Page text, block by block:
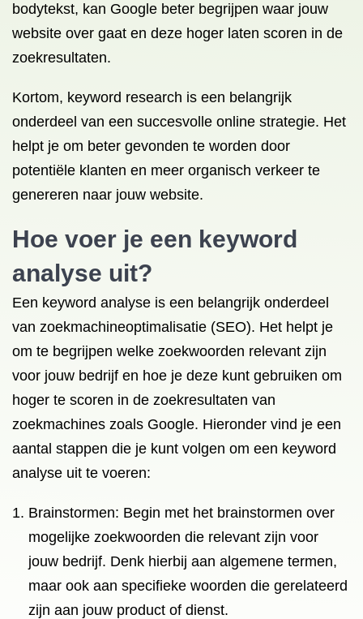
bodytekst, kan Google beter begrijpen waar jouw
website over gaat en deze hoger laten scoren in de
zoekresultaten.
Kortom, keyword research is een belangrijk
onderdeel van een succesvolle online strategie. Het
helpt je om beter gevonden te worden door
potentiële klanten en meer organisch verkeer te
genereren naar jouw website.
Hoe voer je een keyword
analyse uit?
Een keyword analyse is een belangrijk onderdeel
van zoekmachineoptimalisatie (SEO). Het helpt je
om te begrijpen welke zoekwoorden relevant zijn
voor jouw bedrijf en hoe je deze kunt gebruiken om
hoger te scoren in de zoekresultaten van
zoekmachines zoals Google. Hieronder vind je een
aantal stappen die je kunt volgen om een keyword
analyse uit te voeren:
Brainstormen: Begin met het brainstormen over
mogelijke zoekwoorden die relevant zijn voor
jouw bedrijf. Denk hierbij aan algemene termen,
maar ook aan specifieke woorden die gerelateerd
zijn aan jouw product of dienst.